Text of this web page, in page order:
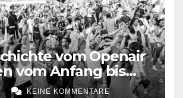
vom Openair
vom Anfang bis
KEINE KOMMENTARE